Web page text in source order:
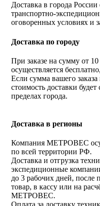
Доставка в города России
транспортно-
оговоренных условиях и
Доставка по городу
При заказе на сумму от
осуществляется
Если сумма вашего
стоимость доставки будет
пределах города.
Доставка в регионы
Компания МЕТРОВЕС
по всей территории РФ.
Доставка и отгрузка
экспедиционные
до 3 рабочих дней, после
товар, в кассу или на
МЕТРОВЕС.